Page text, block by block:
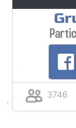
3746